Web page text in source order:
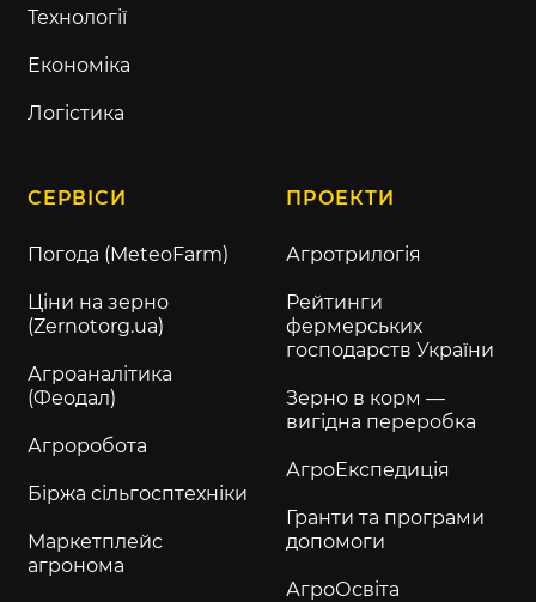
Технології
Економіка
Логістика
СЕРВІСИ
Погода (MeteoFarm)
Ціни на зерно
(Zernotorg.ua)
Агроаналітика
(Феодал)
Агроробота
Біржа сільгосптехніки
Маркетплейс
агронома
ПРОЕКТИ
Агротрилогія
Рейтинги
фермерських
господарств України
Зерно в корм —
вигідна переробка
АгроЕкспедиція
Гранти та програми
допомоги
АгроОсвіта